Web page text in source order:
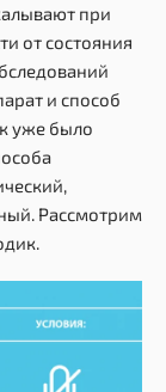
при
от состояния
и способ
уже было
Рассмотрим